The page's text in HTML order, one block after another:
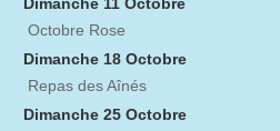
Octobre Rose
Dimanche 18 Octobre
Repas des Aînés
Dimanche 25 Octobre